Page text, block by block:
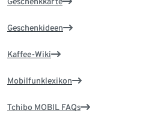
Geschenkideen
Kaffee-Wiki
Mobilfunklexikon
Tchibo MOBIL FAQs